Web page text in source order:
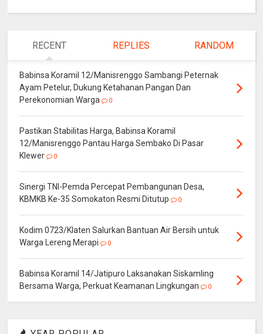
RECENT REPLIES RANDOM
Babinsa Koramil 12/Manisrenggo Sambangi Peternak
Ayam Petelur, Dukung Ketahanan Pangan Dan
Perekonomian Warga
0
Pastikan Stabilitas Harga, Babinsa Koramil
12/Manisrenggo Pantau Harga Sembako Di Pasar
Klewer
0
Sinergi TNI-Pemda Percepat Pembangunan Desa,
KBMKB Ke-35 Somokaton Resmi Ditutup
0
Kodim 0723/Klaten Salurkan Bantuan Air Bersih untuk
Warga Lereng Merapi
0
Babinsa Koramil 14/Jatipuro Laksanakan Siskamling
Bersama Warga, Perkuat Keamanan Lingkungan
0